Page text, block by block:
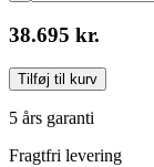
38.695 kr.
Tilføj til kurv
5 års garanti
Fragtfri levering